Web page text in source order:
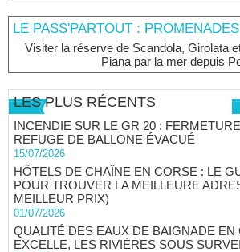
LE PASS'PARTOUT :
Visiter la réserve de Scandola, Girolata
Piana par la mer depuis
LES PLUS RÉCENTS
INCENDIE SUR LE GR 20 :
REFUGE DE BALLONE ÉVACUÉ
15/07/2026
HÔTELS DE CHAÎNE EN CORSE : LE
POUR TROUVER LA MEILLEURE
MEILLEUR PRIX)
01/07/2026
QUALITÉ DES EAUX DE BAIGNADE EN
EXCELLE, LES RIVIÈRES SOUS